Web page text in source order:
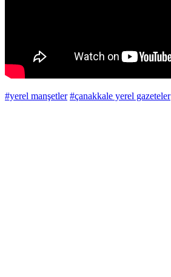
#yerel manşetler #çanakkale yerel gazeteler